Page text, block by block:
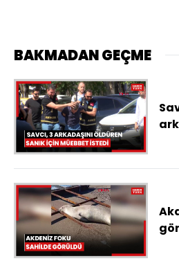
BAKMADAN GEÇME